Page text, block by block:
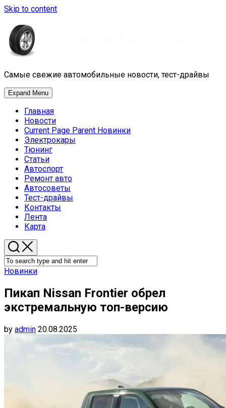
Skip to content
Самые свежие автомобильные новости, тест-драйвы
Expand Menu
Главная
Новости
Current Page Parent Новинки
Электрокары
Тюнинг
Статьи
Автоспорт
Ремонт авто
Автосоветы
Тест-драйвы
Контакты
Лента
Карта
Новинки
Пикап Nissan Frontier обрел
экстремальную топ-версию
by admin 20.08.2025